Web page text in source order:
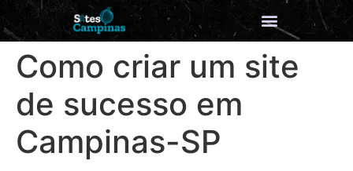
Como criar um site
de sucesso em
Campinas-SP